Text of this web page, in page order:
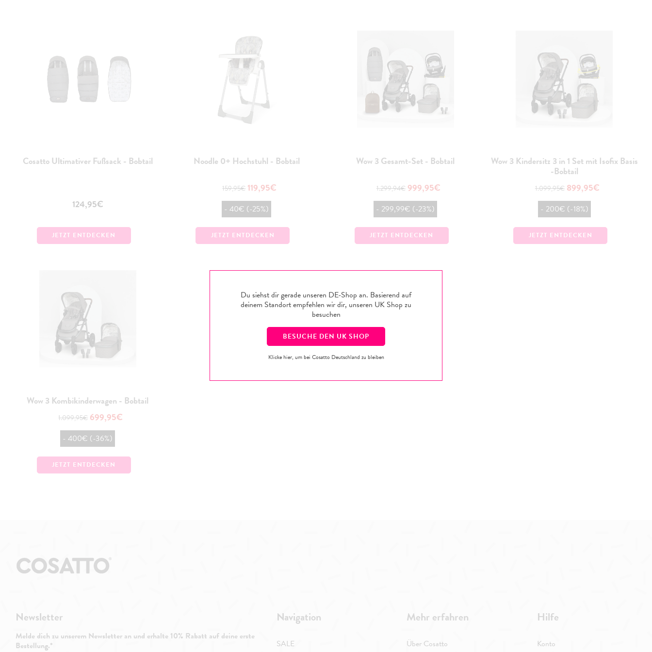
Du siehst dir gerade unseren DE-Shop an. Basierend auf
deinem Standort empfehlen wir dir, unseren UK Shop zu
besuchen
BESUCHE DEN UK SHOP
Klicke hier, um bei Cosatto Deutschland zu bleiben
Cosatto Ultimativer Fußsack - Bobtail
124,95€
JETZT ENTDECKEN
Noodle 0+ Hochstuhl - Bobtail
159,95€ 119,95€
- 40€ (-25%)
JETZT ENTDECKEN
Wow 3 Gesamt-Set - Bobtail
1.299,94€ 999,95€
- 299,99€ (-23%)
JETZT ENTDECKEN
Wow 3 Kindersitz 3 in 1 Set mit Isofix Basis
-Bobtail
1.099,95€ 899,95€
- 200€ (-18%)
JETZT ENTDECKEN
Wow 3 Kombikinderwagen - Bobtail
1.099,95€ 699,95€
- 400€ (-36%)
JETZT ENTDECKEN
Newsletter
Melde dich zu unserem Newsletter an und erhalte 10% Rabatt auf deine erste
Bestellung.*
Navigation
SALE
Mehr erfahren
Über Cosatto
Hilfe
Konto